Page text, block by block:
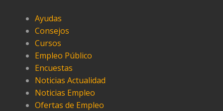
Ayudas
Consejos
Cursos
Empleo Público
Encuestas
Noticias Actualidad
Noticias Empleo
Ofertas de Empleo